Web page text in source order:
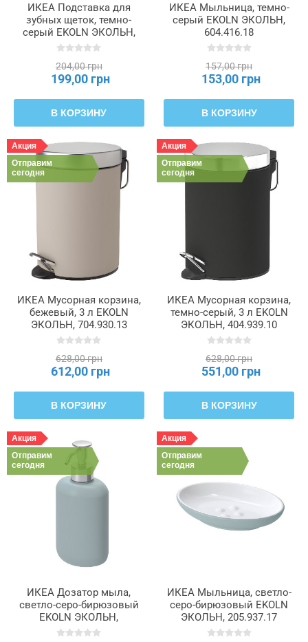
ИКЕА Подставка для
зубных щеток, темно-
серый EKOLN ЭКОЛЬН,
004.416.21
204,00 грн
199,00 грн
В КОРЗИНУ
ИКЕА Мыльница, темно-
серый EKOLN ЭКОЛЬН,
604.416.18
157,00 грн
153,00 грн
В КОРЗИНУ
Акция
Отправим
сегодня
ИКЕА Мусорная корзина,
бежевый, 3 л EKOLN
ЭКОЛЬН, 704.930.13
628,00 грн
612,00 грн
В КОРЗИНУ
Акция
Отправим
сегодня
ИКЕА Мусорная корзина,
темно-серый, 3 л EKOLN
ЭКОЛЬН, 404.939.10
628,00 грн
551,00 грн
В КОРЗИНУ
Акция
Отправим
сегодня
ИКЕА Дозатор мыла,
светло-серо-бирюзовый
EKOLN ЭКОЛЬН,
305.937.26
Акция
Отправим
сегодня
ИКЕА Мыльница, светло-
серо-бирюзовый EKOLN
ЭКОЛЬН, 205.937.17